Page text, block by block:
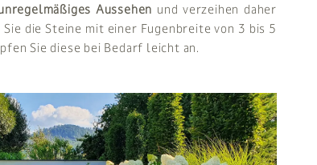
Aussehen und verzeihen daher
die Steine mit einer Fugenbreite von 3 bis 5
Sie diese bei Bedarf leicht an.